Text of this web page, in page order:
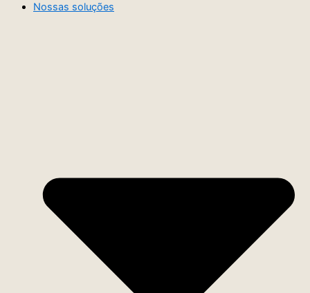
Nossas soluções